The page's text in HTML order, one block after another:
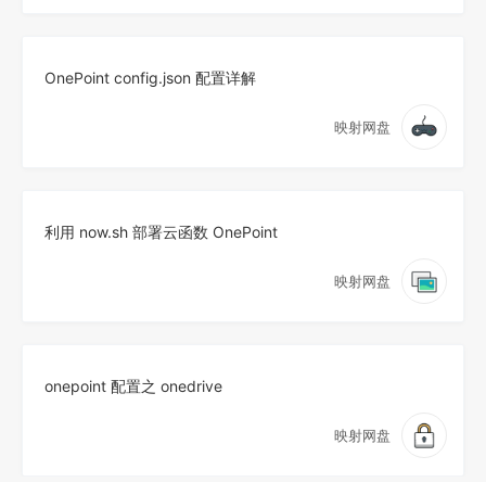
OnePoint config.json 配置详解
映射网盘
利用 now.sh 部署云函数 OnePoint
映射网盘
onepoint 配置之 onedrive
映射网盘